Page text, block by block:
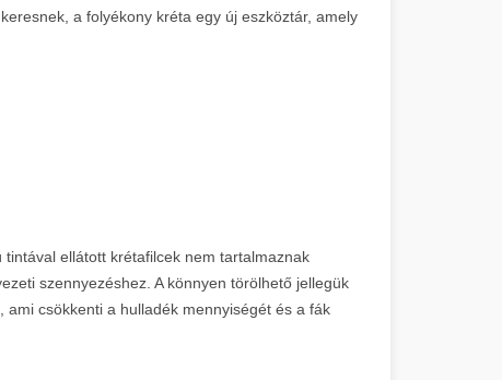
a folyékony kréta egy új eszköztár, amely
ellátott krétafilcek nem tartalmaznak
szennyezéshez. A könnyen törölhető jellegük
csökkenti a hulladék mennyiségét és a fák